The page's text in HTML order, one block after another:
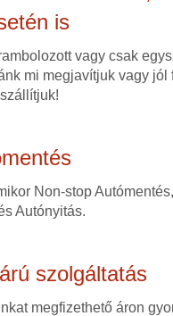
is
vagy csak
mi megjavítjuk vagy jól
Non-stop Autómentés,
Autónyitás.
szolgáltatás
megfizethető áron